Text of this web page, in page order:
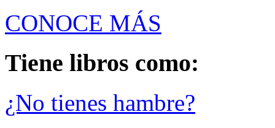
CONOCE MÁS
Tiene libros como:
¿No tienes hambre?